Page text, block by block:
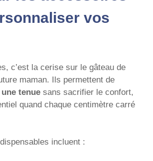
vos
c’est la cerise sur le gâteau de
maman. Ils permettent de
tenue sans sacrifier le confort,
quand chaque centimètre carré
incluent :